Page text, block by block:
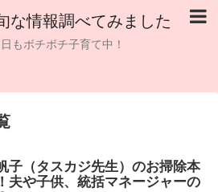
な情報調べてみました
もボチボチ子育て中！
子（タスカジ先生）のお掃除本
夫や子供、統括マネージャーの